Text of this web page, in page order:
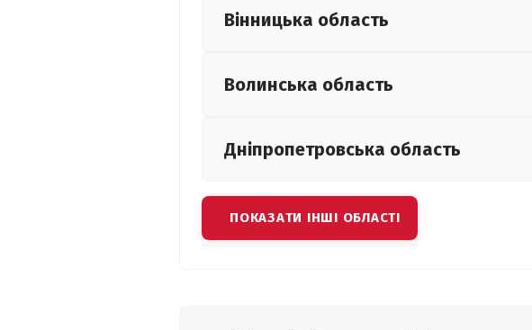
Вінницька область
Волинська область
Дніпропетровська область
ПОКАЗАТИ ІНШІ ОБЛАСТІ